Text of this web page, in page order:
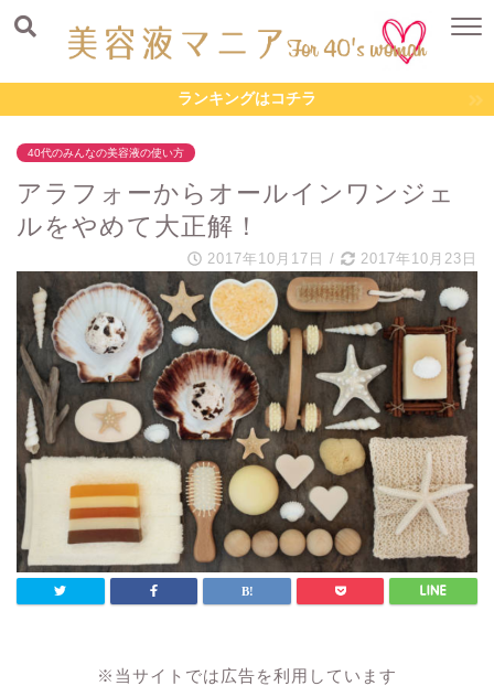
ランキングはコチラ
40代のみんなの美容液の使い方
アラフォーからオールインワンジェ
ルをやめて大正解！
2017年10月17日 / 2017年10月23日
※当サイトでは広告を利用しています